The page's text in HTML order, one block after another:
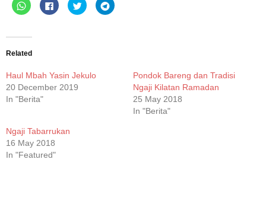
Click
to
share
(Opens
new
Click
to
share
Click
to
share
Click
to
Related
Haul Mbah Yasin Jekulo
20 December 2019
In "Berita"
Pondok Bareng dan Tradisi
Ngaji Kilatan Ramadan
25 May 2018
In "Berita"
Ngaji Tabarrukan
16 May 2018
In "Featured"